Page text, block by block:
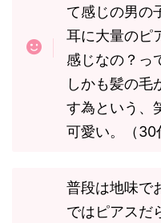
て感じの男の
耳に大量のピ
感じなの？っ
しかも髪の毛
す為という、
可愛い。（30
普段は地味で
ではピアスだ